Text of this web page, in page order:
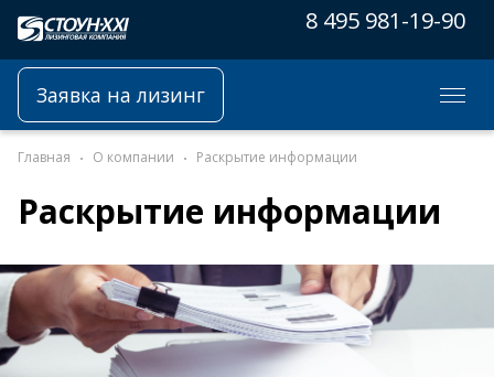
8 495 981-19-90
Заявка на лизинг
Главная О компании Раскрытие информации
Раскрытие информации